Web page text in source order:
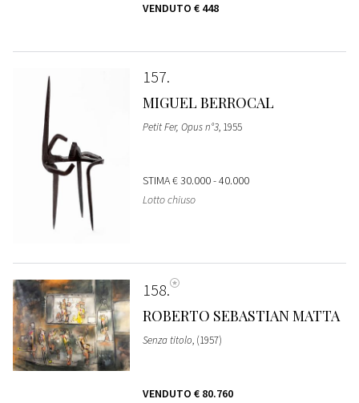
VENDUTO € 448
157
MIGUEL BERROCAL
Petit Fer, Opus n°3, 1955
STIMA€ 30.000 - 40.000
Lotto chiuso
158
ROBERTO SEBASTIAN MATTA
Senza titolo, (1957)
VENDUTO € 80.760